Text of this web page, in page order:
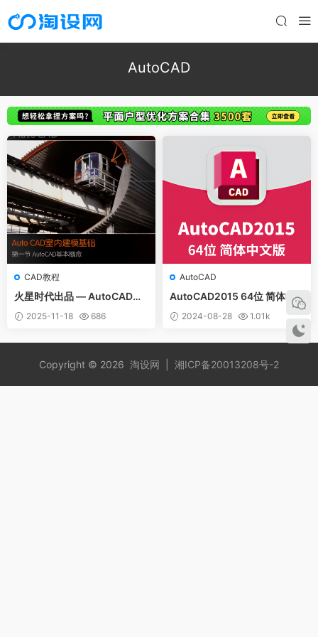
AutoCAD
CAD教程
火星时代出品 — AutoCAD室
内建模基础视频教程
2025-11-18 686
AutoCAD
AutoCAD2015 64位 简体中
文版(含序列号、密钥、注册
机、安装教程)
2024-08-28 1.01k
Copyright © 2026 淘设网 湘ICP备20013208号-2